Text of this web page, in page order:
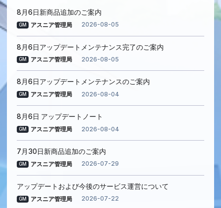
8月6日新商品追加のご案内
GM アスニア管理局 2026-08-05
8月6日アップデートメンテナンス完了のご案内
GM アスニア管理局 2026-08-05
8月6日アップデートメンテナンスのご案内
GM アスニア管理局 2026-08-04
8月6日 アップデートノート
GM アスニア管理局 2026-08-04
7月30日新商品追加のご案内
GM アスニア管理局 2026-07-29
アップデートおよび今後のサービス運営について
GM アスニア管理局 2026-07-22